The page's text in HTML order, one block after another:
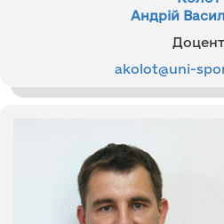
Андрій
Доцент
akolot@uni-